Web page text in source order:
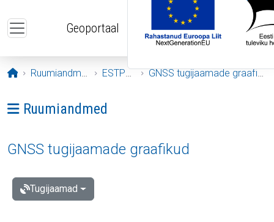
Geoportaal
Avaleht
Ruumiandmed ESTPOS GNSS tugijaamade graafikud
Ava menüü: Ruumiandmed
Ruumiandmed
GNSS tugijaamade graafikud
Tugijaamad